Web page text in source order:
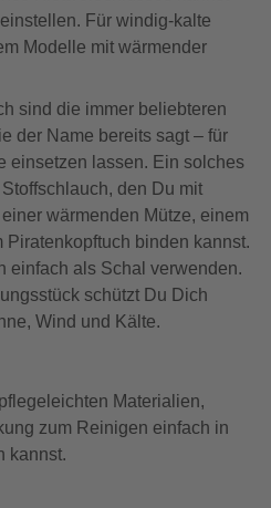
Für windig-kalte
Modelle mit wärmender
sind die immer beliebteren
der Name bereits sagt – für
einsetzen lassen. Ein solches
den Du mit
wärmenden Mütze, einem
Piratenkopftuch binden kannst.
einfach als Schal verwenden.
schützt Du Dich
Wind und Kälte.
Materialien,
zum Reinigen einfach in
kannst.